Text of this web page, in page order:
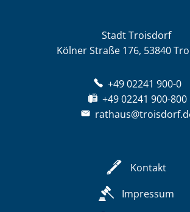
Stadt Troisdorf
Kölner Straße 176, 53840
+49 02241 900-0
+49 02241 900-800
Kontakt
Impressum